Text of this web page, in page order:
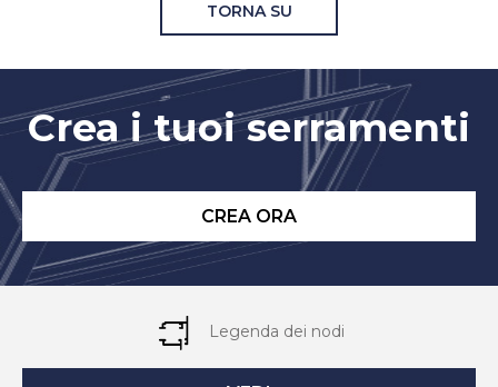
TORNA SU
Crea i tuoi serramenti
CREA ORA
Legenda dei nodi